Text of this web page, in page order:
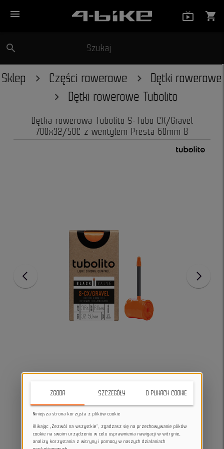
menu shopping_cart
search Szukaj
Sklep Części rowerowe
Dętki rowerowe
Dętki rowerowe Tubolito
Dętka rowerowa Tubolito S-Tubo CX/Gravel
700x32/50C z wentylem Presta 60mm B
ZGODA SZCZEGÓŁY O PLIKACH COOKIE
Niniejsza strona korzysta z plików cookie
Klikając „Zezwól na wszystkie”, zgadzasz się na przechowywanie plików
cookie na swoim urządzeniu w celu usprawnienia nawigacji w witrynie,
analizy korzystania z witryny i pomocy w naszych działaniach